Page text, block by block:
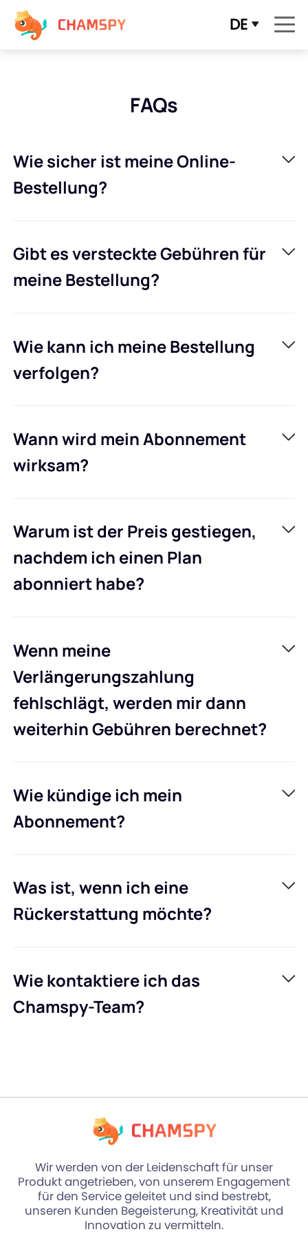
DE
FAQs
Wie sicher ist meine Online-
Bestellung?
Gibt es versteckte Gebühren für
meine Bestellung?
Wie kann ich meine Bestellung
verfolgen?
Wann wird mein Abonnement
wirksam?
Warum ist der Preis gestiegen,
nachdem ich einen Plan
abonniert habe?
Wenn meine
Verlängerungszahlung
fehlschlägt, werden mir dann
weiterhin Gebühren berechnet?
Wie kündige ich mein
Abonnement?
Was ist, wenn ich eine
Rückerstattung möchte?
Wie kontaktiere ich das
Chamspy-Team?
Wir werden von der Leidenschaft für unser
Produkt angetrieben, von unserem Engagement
für den Service geleitet und sind bestrebt,
unseren Kunden Begeisterung, Kreativität und
Innovation zu vermitteln.